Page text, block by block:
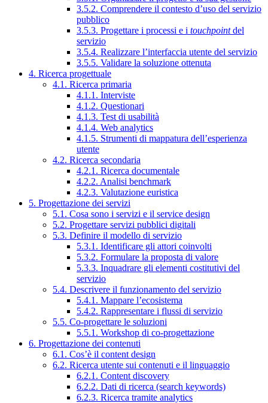
3.5.2. Comprendere il contesto d’uso del servizio
pubblico
3.5.3. Progettare i processi e i touchpointdel
servizio
3.5.4. Realizzare l’interfaccia utente del servizio
3.5.5. Validare la soluzione ottenuta
4. Ricerca progettuale
4.1. Ricerca primaria
4.1.1. Interviste
4.1.2. Questionari
4.1.3. Test di usabilità
4.1.4. Web analytics
4.1.5. Strumenti di mappatura dell’esperienza
utente
4.2. Ricerca secondaria
4.2.1. Ricerca documentale
4.2.2. Analisi benchmark
4.2.3. Valutazione euristica
5. Progettazione dei servizi
5.1. Cosa sono i servizi e il service design
5.2. Progettare servizi pubblici digitali
5.3. Definire il modello di servizio
5.3.1. Identificare gli attori coinvolti
5.3.2. Formulare la proposta di valore
5.3.3. Inquadrare gli elementi costitutivi del
servizio
5.4. Descrivere il funzionamento del servizio
5.4.1. Mappare l’ecosistema
5.4.2. Rappresentare i flussi di servizio
5.5. Co-progettare le soluzioni
5.5.1. Workshop di co-progettazione
6. Progettazione dei contenuti
6.1. Cos’è il content design
6.2. Ricerca utente sui contenuti e il linguaggio
6.2.1. Content discovery
6.2.2. Dati di ricerca (search keywords)
6.2.3. Ricerca tramite analytics